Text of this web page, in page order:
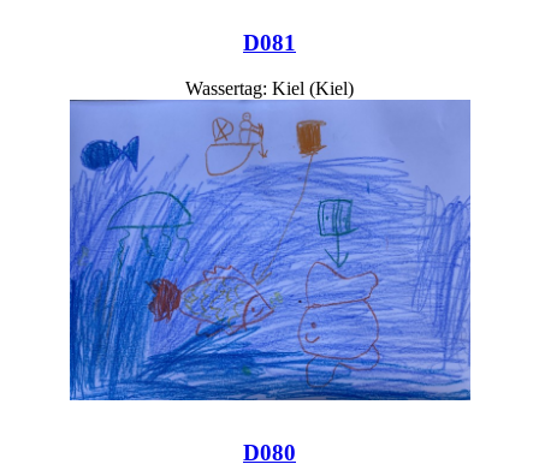
D081
Wassertag: Kiel (Kiel)
D080